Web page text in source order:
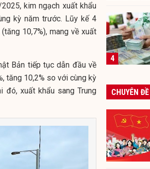
kim ngạch xuất khẩu
kỳ năm trước. Lũy kế 4
10,7%), mang về xuất
Bản tiếp tục dẫn đầu về
tăng 10,2% so với cùng kỳ
đó, xuất khẩu sang Trung
4
CHUYÊN ĐỀ